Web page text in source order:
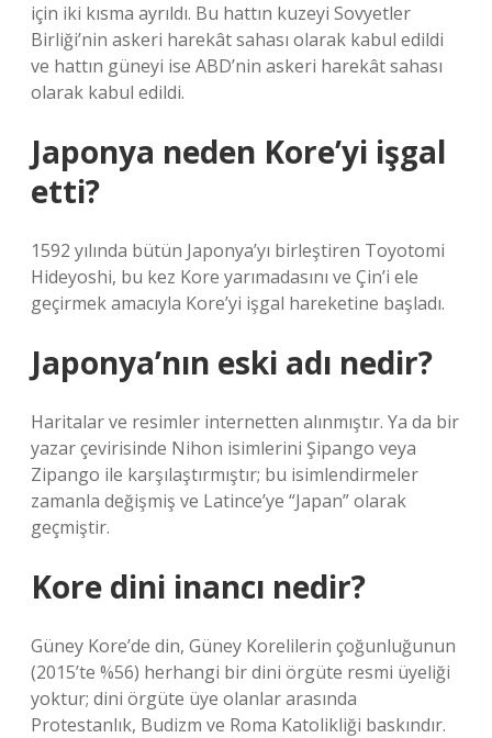
için iki kısma ayrıldı. Bu hattın kuzeyi Sovyetler
Birliği’nin askeri harekât sahası olarak kabul edildi
ve hattın güneyi ise ABD’nin askeri harekât sahası
olarak kabul edildi.
Japonya neden Kore’yi işgal
etti?
1592 yılında bütün Japonya’yı birleştiren Toyotomi
Hideyoshi, bu kez Kore yarımadasını ve Çin’i ele
geçirmek amacıyla Kore’yi işgal hareketine başladı.
Japonya’nın eski adı nedir?
Haritalar ve resimler internetten alınmıştır. Ya da bir
yazar çevirisinde Nihon isimlerini Şipango veya
Zipango ile karşılaştırmıştır; bu isimlendirmeler
zamanla değişmiş ve Latince’ye “Japan” olarak
geçmiştir.
Kore dini inancı nedir?
Güney Kore’de din, Güney Korelilerin çoğunluğunun
(2015’te %56) herhangi bir dini örgüte resmi üyeliği
yoktur; dini örgüte üye olanlar arasında
Protestanlık, Budizm ve Roma Katolikliği baskındır.